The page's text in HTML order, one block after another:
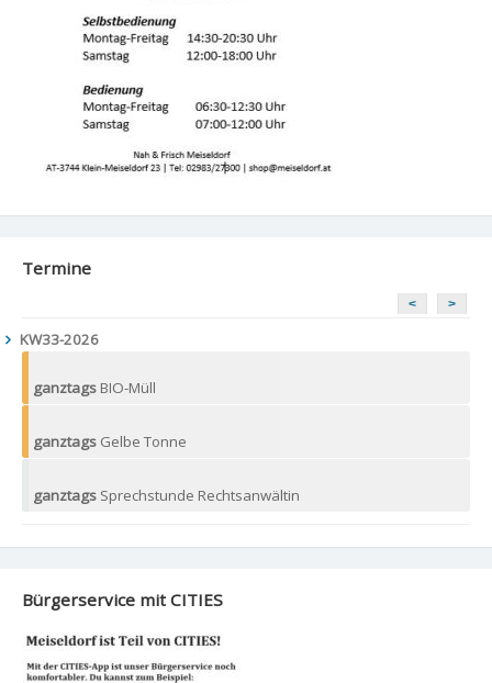
Termine
< >
KW33-2026
ganztags BIO-Müll
ganztags Gelbe Tonne
ganztags Sprechstunde Rechtsanwältin
Bürgerservice mit CITIES